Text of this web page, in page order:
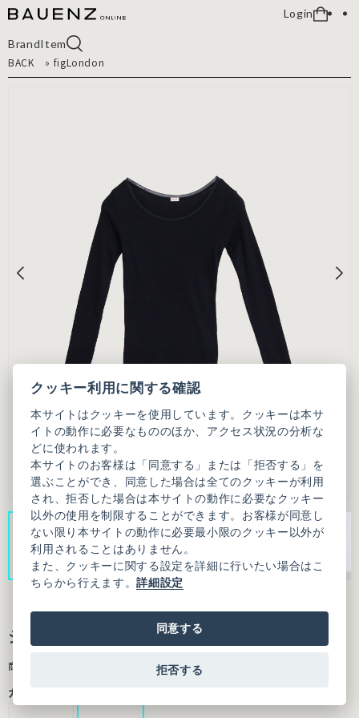
Login
BrandItem
BACK
» figLondon
ジンバテレコ long sleeve プルオーバ
商品番号：7001CT018252F20
カラー
クッキー利用に関する確認
本サイトはクッキーを使用しています。クッキーは本サ
イトの動作に必要なもののほか、アクセス状況の分析な
どに使われます。
本サイトのお客様は「同意する」または「拒否する」を
選ぶことができ、同意した場合は全てのクッキーが利用
され、拒否した場合は本サイトの動作に必要なクッキー
以外の使用を制限することができます。お客様が同意し
ない限り本サイトの動作に必要最小限のクッキー以外が
利用されることはありません。
また、クッキーに関する設定を詳細に行いたい場合はこ
ちらから行えます。詳細設定
同意する
拒否する